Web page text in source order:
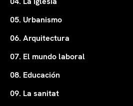
05. Urbanismo
06. Arquitectura
07. El mundo laboral
08. Educación
09. La sanitat